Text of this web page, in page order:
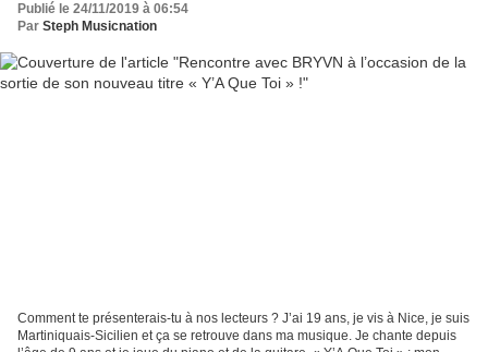
Publié le 24/11/2019 à 06:54
Par Steph Musicnation
Comment te présenterais-tu à nos lecteurs ? J’ai 19 ans, je vis à Nice, je suis
Martiniquais-Sicilien et ça se retrouve dans ma musique. Je chante depuis